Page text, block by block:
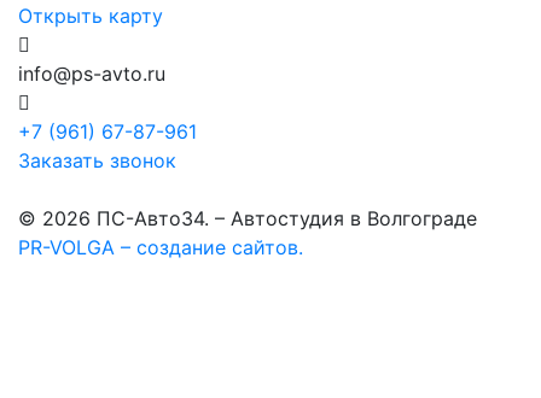
Открыть карту
info@ps-avto.ru
+7 (961) 67-87-961
Заказать звонок
© 2026 ПС-Авто34. – Автостудия в Волгограде
PR-VOLGA – создание сайтов.